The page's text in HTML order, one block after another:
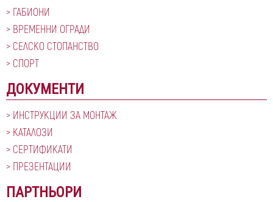
ГАБИОНИ
ВРЕМЕННИ ОГРАДИ
СЕЛСКО СТОПАНСТВО
СПОРТ
ДОКУМЕНТИ
ИНСТРУКЦИИ ЗА МОНТАЖ
КАТАЛОЗИ
СЕРТИФИКАТИ
ПРЕЗЕНТАЦИИ
ПАРТНЬОРИ